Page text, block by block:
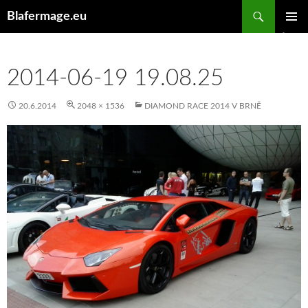
Blafermage.eu
WEBU
2014-06-19 19.08.25
20.6.2014 2048 × 1536 DIAMOND RACE 2014 V BRNĚ